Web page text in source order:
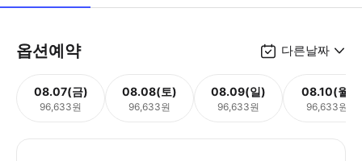
옵션예약 다른날짜
08.07(금)
96,633원
08.08(토)
96,633원
08.09(일)
96,633원
08.10(월)
96,633원